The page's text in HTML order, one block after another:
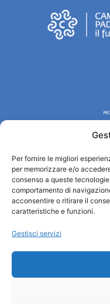
Per fornire le migliori
per memorizzare e/o
consenso a queste
comportamento di
acconsentire o ritirare il
caratteristiche e funzioni.
Gestisci servizi
Turismo Padova
Chi siamo
Informazioni e Accoglienza
Cookie Policy
Amministrazione